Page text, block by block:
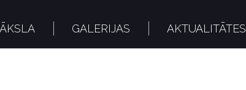
GALERIJAS AKTUALITĀTES